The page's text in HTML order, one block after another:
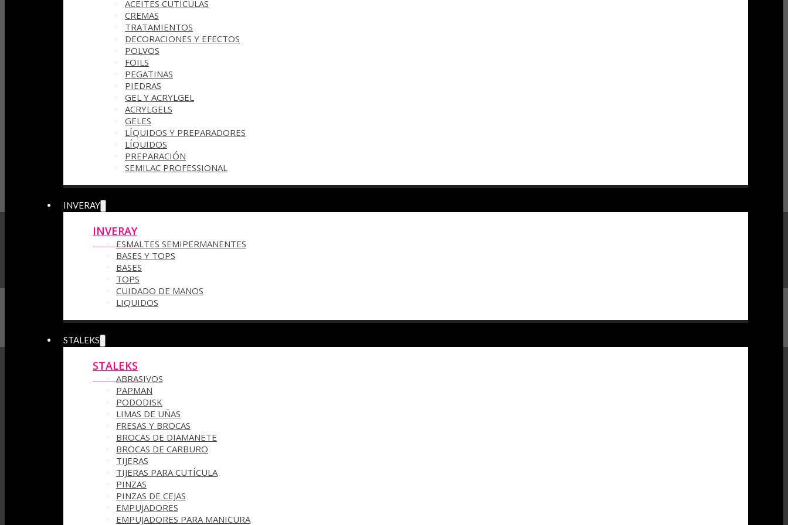
ACEITES CUTÍCULAS
CREMAS
TRATAMIENTOS
DECORACIONES Y EFECTOS
POLVOS
FOILS
PEGATINAS
PIEDRAS
GEL Y ACRYLGEL
ACRYLGELS
GELES
LÍQUIDOS Y PREPARADORES
LÍQUIDOS
PREPARACIÓN
SEMILAC PROFESSIONAL
INVERAY
INVERAY
ESMALTES SEMIPERMANENTES
BASES Y TOPS
BASES
TOPS
CUIDADO DE MANOS
LIQUIDOS
STALEKS
STALEKS
ABRASIVOS
PAPMAN
PODODISK
LIMAS DE UÑAS
FRESAS Y BROCAS
BROCAS DE DIAMANETE
BROCAS DE CARBURO
TIJERAS
TIJERAS PARA CUTÍCULA
PINZAS
PINZAS DE CEJAS
EMPUJADORES
EMPUJADORES PARA MANICURA